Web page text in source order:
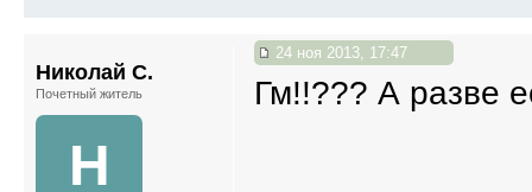
24 ноя 2013, 17:47
Гм!!??? А разве
Николай С.
Почетный житель
Н